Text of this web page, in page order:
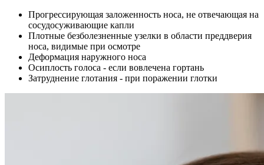
Прогрессирующая заложенность носа, не отвечающая на
сосудосуживающие капли
Плотные безболезненные узелки в области преддверия
носа, видимые при осмотре
Деформация наружного носа
Осиплость голоса - если вовлечена гортань
Затруднение глотания - при поражении глотки